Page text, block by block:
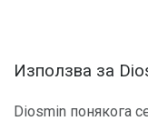
Използва за
Diosmin понякога